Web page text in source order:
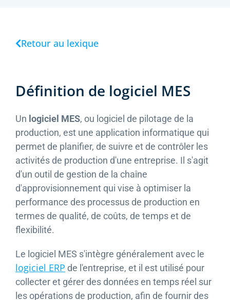
Retour au lexique
Définition de logiciel MES
Un logiciel MES, ou logiciel de pilotage de la
production, est une application informatique qui
permet de planifier, de suivre et de contrôler les
activités de production d'une entreprise. Il s'agit
d'un outil de gestion de la chaîne
d'approvisionnement qui vise à optimiser la
performance des processus de production en
termes de qualité, de coûts, de temps et de
flexibilité.
Le logiciel MES s'intègre généralement avec le
logiciel ERP de l'entreprise, et il est utilisé pour
collecter et gérer des données en temps réel sur
les opérations de production, afin de fournir des